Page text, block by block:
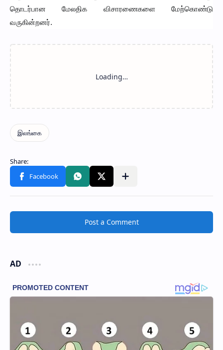
தொடர்பான மேலதிக விசாரணைகளை மேற்கொண்டு
வருகின்றனர்.
Post a Comment
AD